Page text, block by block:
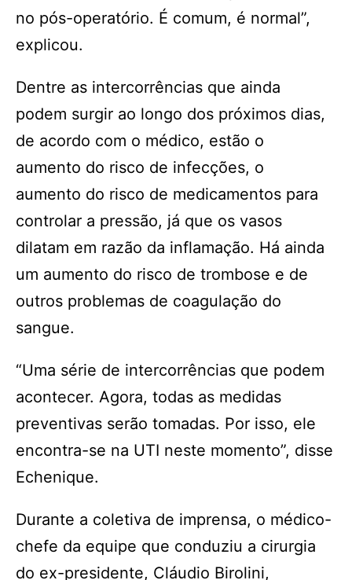
no pós-operatório. É comum, é normal”,
explicou.
Dentre as intercorrências que ainda
podem surgir ao longo dos próximos dias,
de acordo com o médico, estão o
aumento do risco de infecções, o
aumento do risco de medicamentos para
controlar a pressão, já que os vasos
dilatam em razão da inflamação. Há ainda
um aumento do risco de trombose e de
outros problemas de coagulação do
sangue.
“Uma série de intercorrências que podem
acontecer. Agora, todas as medidas
preventivas serão tomadas. Por isso, ele
encontra-se na UTI neste momento”, disse
Echenique.
Durante a coletiva de imprensa, o médico-
chefe da equipe que conduziu a cirurgia
do ex-presidente, Cláudio Birolini,